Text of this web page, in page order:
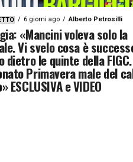
6 giorni ago Alberto Petrosilli
«Mancini voleva solo la
Vi svelo cosa è
dietro le quinte della FIGC.
Primavera male del
ESCLUSIVA e VIDEO